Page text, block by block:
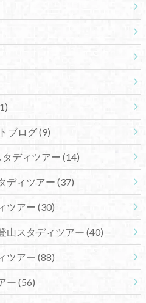
ブログ(9)
ディツアー (14)
ディツアー (37)
ツアー (30)
山スタディツアー (40)
ツアー (88)
ー (56)